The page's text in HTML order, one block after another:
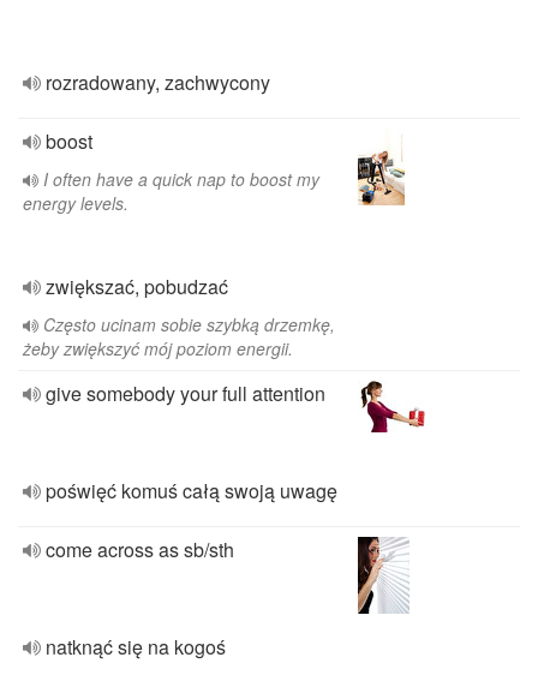
rozradowany, zachwycony
boost
I often have a quick nap to boost my
energy levels.
zwiększać, pobudzać
Często ucinam sobie szybką drzemkę,
żeby zwiększyć mój poziom energii.
give somebody your full attention
poświęć komuś całą swoją uwagę
come across as sb/sth
natknąć się na kogoś